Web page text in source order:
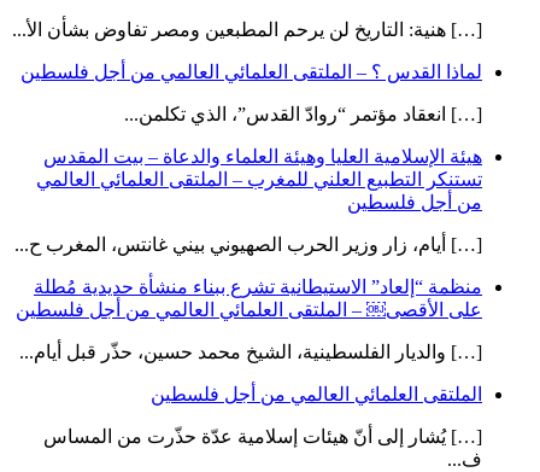
[…] هنية: التاريخ لن يرحم المطبعين ومصر تفاوض بشأن الأ...
لماذا القدس ؟ – الملتقى العلمائي العالمي من أجل فلسطين
[…] انعقاد مؤتمر “روادّ القدس”، الذي تكلمن...
هيئة الإسلامية العليا وهيئة العلماء والدعاة – بيت المقدس
تستنكر التطبيع العلني للمغرب – الملتقى العلمائي العالمي
من أجل فلسطين
[…] أيام، زار وزير الحرب الصهيوني بيني غانتس، المغرب ح...
منظمة “إلعاد” الاستيطانية تشرع ببناء منشأة حديدية مُطلة
على الأقصى￼ – الملتقى العلمائي العالمي من أجل فلسطين
[…] والديار الفلسطينية، الشيخ محمد حسين، حذّر قبل أيام...
الملتقى العلمائي العالمي من أجل فلسطين
[…] يُشار إلى أنّ هيئات إسلامية عدّة حذّرت من المساس
ف...